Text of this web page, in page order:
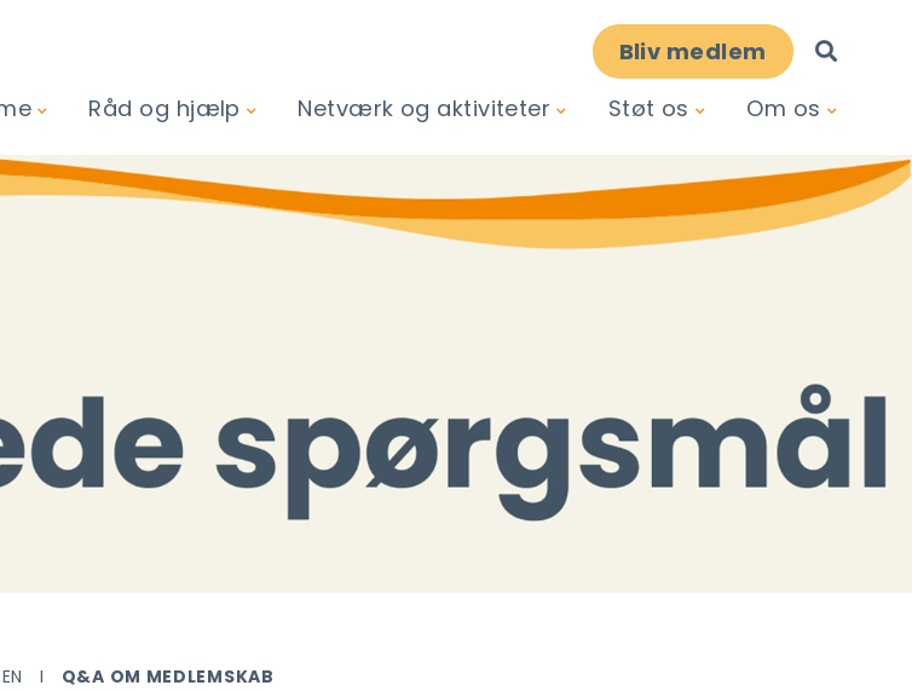
Bliv medlem
Råd og hjælp Netværk og aktiviteter Støt os Om os
Q&A OM MEDLEMSKAB